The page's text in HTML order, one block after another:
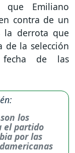
Emiliano
contra de un
la derrota que
de la selección
de las
los
el partido
por las